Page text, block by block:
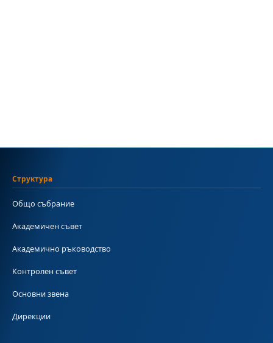
Структура
Общо събрание
Академичен съвет
Академично ръководство
Контролен съвет
Основни звена
Дирекции